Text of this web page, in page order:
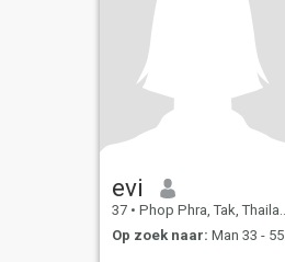
evi
37 • Phop Phra, Tak, Thailand
Op zoek naar: Man 33 - 55